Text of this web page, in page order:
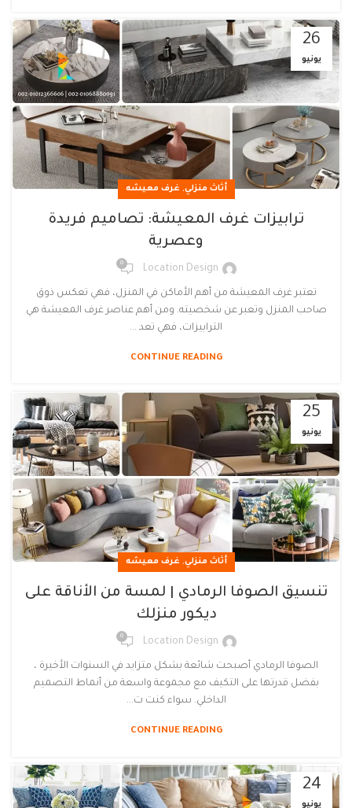
26
يونيو
أثاث منزلي, غرف معيشه
ترابيزات غرف المعيشة: تصاميم فريدة
وعصرية
Location Design
0
تعتبر غرف المعيشة من أهم الأماكن في المنزل، فهي تعكس ذوق
صاحب المنزل وتعبر عن شخصيته. ومن أهم عناصر غرف المعيشة هي
الترابيزات، فهي تعد ...
CONTINUE READING
25
يونيو
أثاث منزلي, غرف معيشه
تنسيق الصوفا الرمادي | لمسة من الأناقة على
ديكور منزلك
Location Design
0
الصوفا الرمادي أصبحت شائعة بشكل متزايد في السنوات الأخيرة ،
بفضل قدرتها على التكيف مع مجموعة واسعة من أنماط التصميم
الداخلي. سواء كنت ت...
CONTINUE READING
24
يونيو